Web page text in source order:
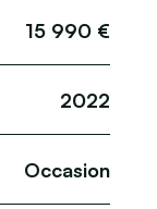
15 990 €
2022
Occasion